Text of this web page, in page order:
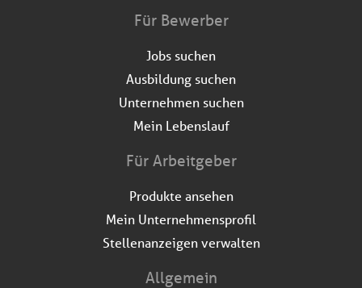
Für Bewerber
Jobs suchen
Ausbildung suchen
Unternehmen suchen
Mein Lebenslauf
Für Arbeitgeber
Produkte ansehen
Mein Unternehmensprofil
Stellenanzeigen verwalten
Allgemein